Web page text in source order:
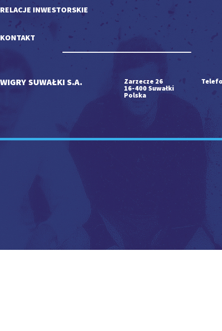
RELACJE INWESTORSKIE
KONTAKT
WIGRY SUWAŁKI S.A. Zarzecze 26
16-400 Suwałki
Polska